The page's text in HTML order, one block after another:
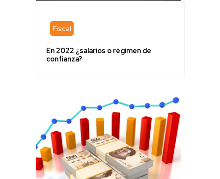
Fiscal
En 2022 ¿salarios o régimen de
confianza?